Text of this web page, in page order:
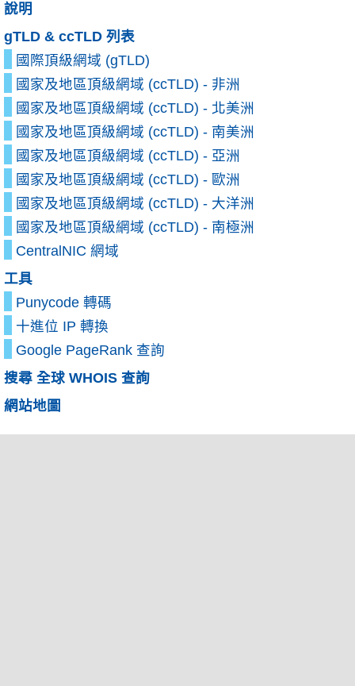
說明
gTLD & ccTLD 列表
國際頂級網域 (gTLD)
國家及地區頂級網域 (ccTLD) - 非洲
國家及地區頂級網域 (ccTLD) - 北美洲
國家及地區頂級網域 (ccTLD) - 南美洲
國家及地區頂級網域 (ccTLD) - 亞洲
國家及地區頂級網域 (ccTLD) - 歐洲
國家及地區頂級網域 (ccTLD) - 大洋洲
國家及地區頂級網域 (ccTLD) - 南極洲
CentralNIC 網域
工具
Punycode 轉碼
十進位 IP 轉換
Google PageRank 查詢
搜尋 全球 WHOIS 查詢
網站地圖